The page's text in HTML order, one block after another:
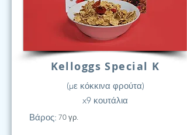
Kelloggs Special K
(με κόκκινα φρούτα)
x9 κουτάλια
Βάρος: 70 γρ.